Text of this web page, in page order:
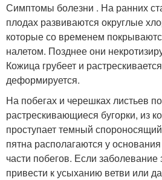
Симптомы болезни . На ранних
плодах развиваются округлые
которые со временем
налетом. Позднее они
Кожица грубеет и
деформируется.
На побегах и черешках листьев
растрескивающиеся бугорки, из
проступает темный
пятна располагаются у
части побегов. Если заболевание
привести к усыханию ветви или